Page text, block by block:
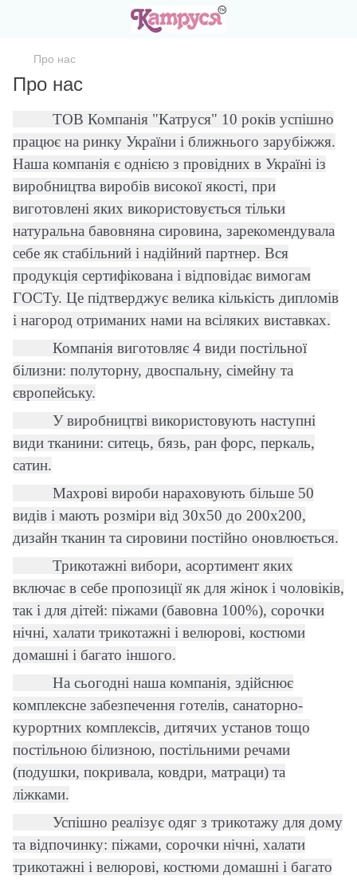
Про нас
Про нас
ТОВ Компанія "Катруся" 10 років успішно
працює на ринку України і ближнього зарубіжжя.
Наша компанія є однією з провідних в Україні із
виробництва виробів високої якості, при
виготовлені яких використовується тільки
натуральна бавовняна сировина, зарекомендувала
себе як стабільний і надійний партнер. Вся
продукція сертифікована і відповідає вимогам
ГОСТу. Це підтверджує велика кількість дипломів
і нагород отриманих нами на всіляких виставках.
Компанія виготовляє 4 види постільної
білизни: полуторну, двоспальну, сімейну та
європейську.
У виробництві використовують наступні
види тканини: ситець, бязь, ран форс, перкаль,
сатин.
Махрові вироби нараховують більше 50
видів і мають розміри від 30х50 до 200х200,
дизайн тканин та сировини постійно оновлюється.
Трикотажні вибори, асортимент яких
включає в себе пропозиції як для жінок і чоловіків,
так і для дітей: піжами (бавовна 100%), сорочки
нічні, халати трикотажні і велюрові, костюми
домашні і багато іншого.
На сьогодні наша компанія, здійснює
комплексне забезпечення готелів, санаторно-
курортних комплексів, дитячих установ тощо
постільною білизною, постільними речами
(подушки, покривала, ковдри, матраци) та
ліжками.
Успішно реалізує одяг з трикотажу для дому
та відпочинку: піжами, сорочки нічні, халати
трикотажні і велюрові, костюми домашні і багато